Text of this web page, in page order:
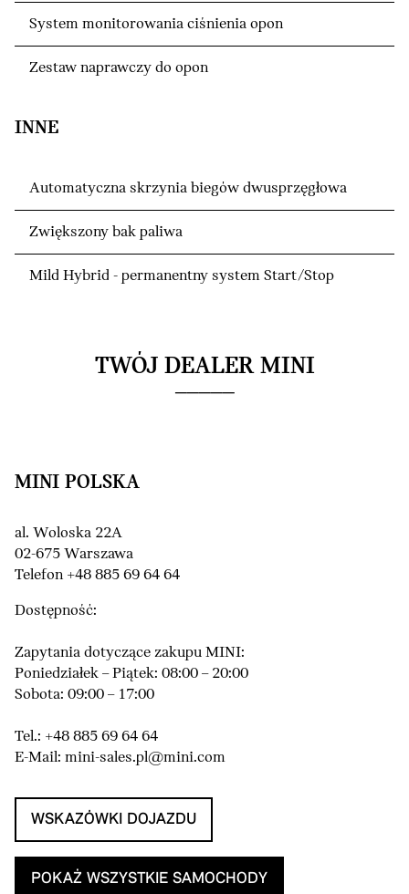
System monitorowania ciśnienia opon
Zestaw naprawczy do opon
INNE
Automatyczna skrzynia biegów dwusprzęgłowa
Zwiększony bak paliwa
Mild Hybrid - permanentny system Start/Stop
TWÓJ DEALER MINI
MINI POLSKA
al. Woloska 22A
02-675 Warszawa
Telefon +48 885 69 64 64
Dostępność:
Zapytania dotyczące zakupu MINI:
Poniedziałek – Piątek: 08:00 – 20:00
Sobota: 09:00 – 17:00
Tel.: +48 885 69 64 64
E-Mail: mini-sales.pl@mini.com
WSKAZÓWKI DOJAZDU
POKAŻ WSZYSTKIE SAMOCHODY